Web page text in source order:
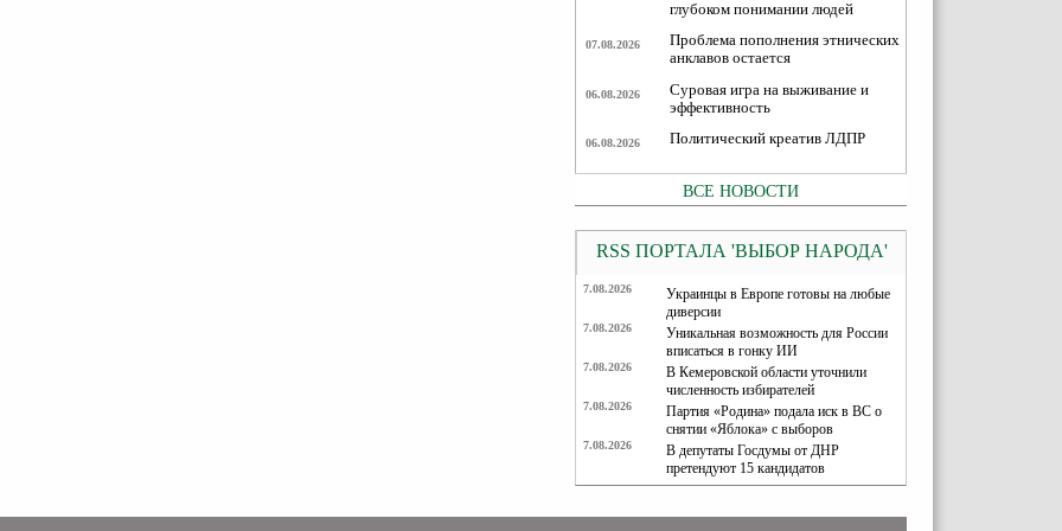
глубоком понимании людей
07.08.2026
Проблема пополнения этнических
анклавов остается
06.08.2026
Суровая игра на выживание и
эффективность
06.08.2026 Политический креатив ЛДПР
ВСЕ НОВОСТИ
RSS ПОРТАЛА 'ВЫБОР НАРОДА'
7.08.2026
Украинцы в Европе готовы на любые
диверсии
7.08.2026
Уникальная возможность для России
вписаться в гонку ИИ
7.08.2026
В Кемеровской области уточнили
численность избирателей
7.08.2026
Партия «Родина» подала иск в ВС о
снятии «Яблока» с выборов
7.08.2026
В депутаты Госдумы от ДНР
претендуют 15 кандидатов